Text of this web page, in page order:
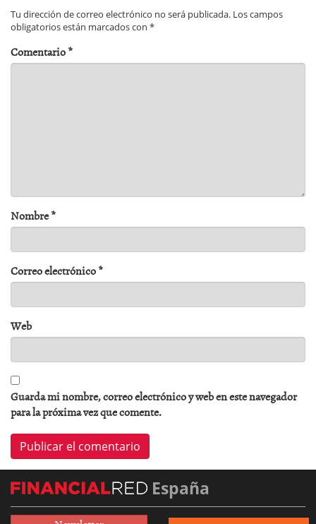
Tu dirección de correo electrónico no será publicada. Los campos
obligatorios están marcados con *
Comentario*
Nombre*
Correo electrónico*
Web
Guarda mi nombre, correo electrónico y web en este navegador
para la próxima vez que comente.
España